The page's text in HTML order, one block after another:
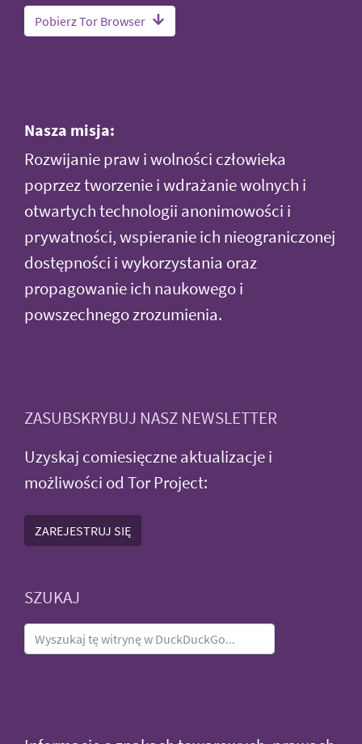
Pobierz Tor Browser
Nasza misja:
Rozwijanie praw i wolności człowieka
poprzez tworzenie i wdrażanie wolnych i
otwartych technologii anonimowości i
prywatności, wspieranie ich nieograniczonej
dostępności i wykorzystania oraz
propagowanie ich naukowego i
powszechnego zrozumienia.
ZASUBSKRYBUJ NASZ NEWSLETTER
Uzyskaj comiesięczne aktualizacje i
możliwości od Tor Project:
ZAREJESTRUJ SIĘ
SZUKAJ